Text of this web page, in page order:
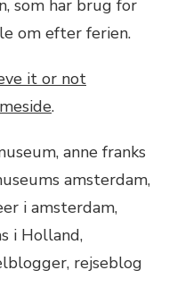
som har brug for
om efter ferien.
it or not
.